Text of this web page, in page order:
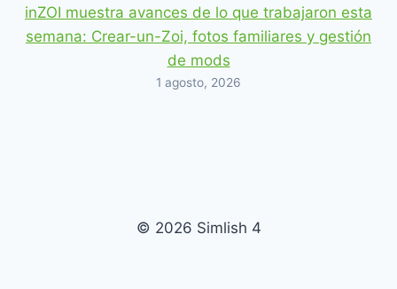
inZOI muestra avances de lo que trabajaron esta
semana: Crear-un-Zoi, fotos familiares y gestión
de mods
1 agosto, 2026
© 2026 Simlish 4